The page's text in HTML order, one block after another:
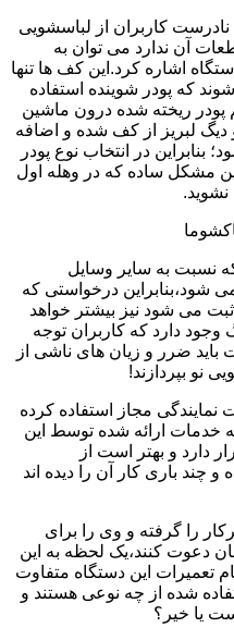
نادرست کاربران از لباسشویی
آن ندارد می توان به
اشاره کرد.این کف ها تنها
که پودر شوینده استفاده
پودر ریخته شده درون ماشین
لبریز از کف شده و اضافه
در انتخاب نوع پودر
مشکل ساده که در وهله اول
نسبت به سایر وسایل
شود،بنابراین درخواستی که
می شود نیز بیشتر خواهد
وجود دارد که کاربران توجه
باید ضرر و زیان های ناشی از
نو بپردازند!
نمایندگی مجاز استفاده کرده
خدمات ارائه شده توسط این
دارد و بهتر است از
و چند باری کار آن را دیده اند
را گرفته و وی را برای
دعوت کنند،یک لحظه به این
تعمیرات این دستگاه متفاوت
شده از چه نوعی هستند و
یا خیر؟